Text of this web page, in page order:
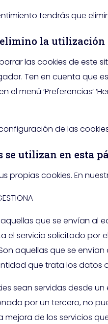
tendrás que
la utilización
las cookies de este
Ten en cuenta que
menú ‘Preferencias’
de las
se utilizan en esta
propias cookies. En
que se envían
el servicio solicitado por
aquellas que se
que trata los datos
sean servidas desde
por un tercero, no
mejora de los servicios